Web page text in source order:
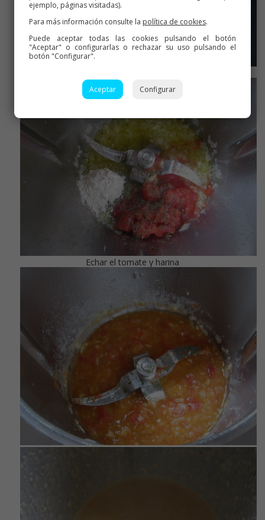
Echar el tomate y harina
ejemplo, páginas visitadas).
Para más información consulte la política de cookies.
Puede aceptar todas las cookies pulsando el botón
"Aceptar" o configurarlas o rechazar su uso pulsando el
botón "Configurar".
Aceptar Configurar